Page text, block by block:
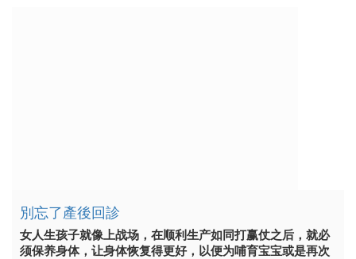
別忘了產後回診
女人生孩子就像上战场，在顺利生产如同打赢仗之后，就必
须保养身体，让身体恢复得更好，以便为哺育宝宝或是再次